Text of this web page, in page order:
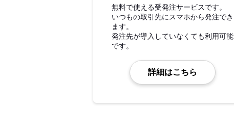
無料で使える受発注サービスです。
いつもの取引先にスマホから発注でき
ます。
発注先が導入していなくても利用可能
です。
詳細はこちら